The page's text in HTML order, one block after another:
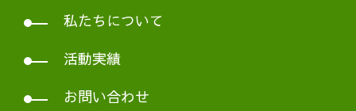
私たちについて
活動実績
お問い合わせ